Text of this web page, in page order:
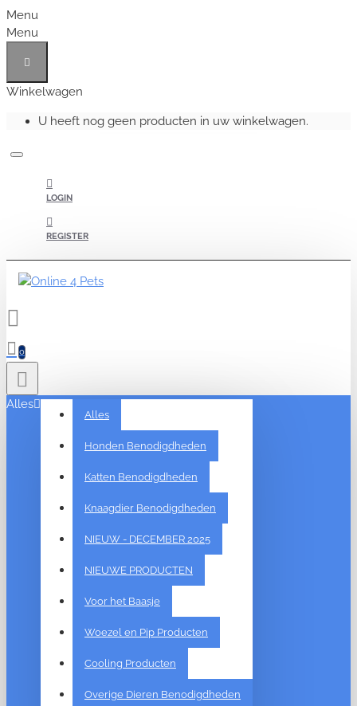
Menu
Menu
Winkelwagen
U heeft nog geen producten in uw winkelwagen.
LOGIN
REGISTER
0
Alles
Alles
Honden Benodigdheden
Katten Benodigdheden
Knaagdier Benodigdheden
NIEUW - DECEMBER 2025
NIEUWE PRODUCTEN
Voor het Baasje
Woezel en Pip Producten
Cooling Producten
Overige Dieren Benodigdheden